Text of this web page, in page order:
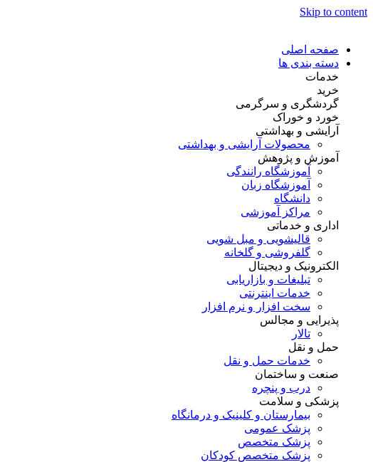
Skip to content
صفحه اصلی
دسته بندی ها
خدمات
خرید
گردشگری و سرگرمی
خورد و خوراک
آرایشی و بهداشتی
محصولات آرایشی و بهداشتی
آموزش و پژوهش
آموزشگاه رانندگی
آموزشگاه زبان
دانشگاه
مراکز آموزشی
اداری و خدماتی
قالیشویی و مبل شویی
گلفروشی و گلخانه
الکترونیک و دیجیتال
تبلیغات و بازاریابی
خدمات اینترنتی
سخت افزار و نرم افزار
پذیرایی و مجالس
تالار
حمل و نقل
خدمات حمل و نقل
صنعت و ساختمان
درب و پنچره
پزشکی و سلامت
بیمارستان و کلینیک و درمانگاه
پزشک عمومی
پزشک متخصص
پزشک متخصص کودکان